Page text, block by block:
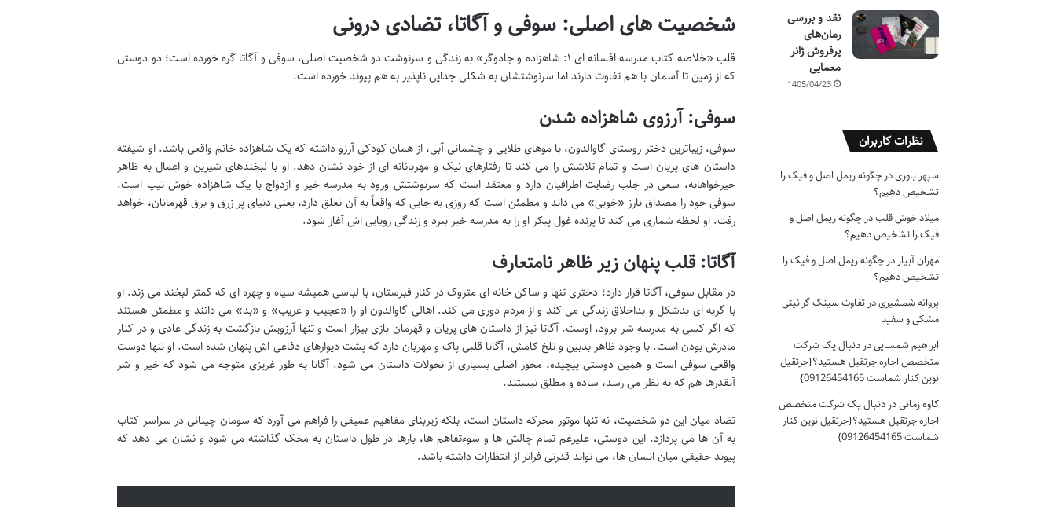
شخصیت های اصلی: سوفی و آگاتا، تضادی درونی
قلب «خلاصه کتاب مدرسه افسانه ای ۱: شاهزاده و جادوگر» به زندگی و سرنوشت دو شخصیت اصلی، سوفی و آگاتا گره خورده است؛ دو دوستی
که از زمین تا آسمان با هم تفاوت دارند اما سرنوشتشان به شکلی جدایی ناپذیر به هم پیوند خورده است.
سوفی: آرزوی شاهزاده شدن
سوفی، زیباترین دختر روستای گاوالدون، با موهای طلایی و چشمانی آبی، از همان کودکی آرزو داشته که یک شاهزاده خانم واقعی باشد. او شیفته
داستان های پریان است و تمام تلاشش را می کند تا رفتارهای نیک و مهربانانه ای از خود نشان دهد. او با لبخندهای شیرین و اعمال به ظاهر
خیرخواهانه، سعی در جلب رضایت اطرافیان دارد و معتقد است که سرنوشتش ورود به مدرسه خیر و ازدواج با یک شاهزاده خوش تیپ است.
سوفی خود را مصداق بارز «خوبی» می داند و مطمئن است که روزی به جایی که واقعاً به آن تعلق دارد، یعنی دنیای پر زرق و برق قهرمانان، خواهد
رفت. او لحظه شماری می کند تا پرنده غول پیکر او را به مدرسه خیر ببرد و زندگی رویایی اش آغاز شود.
آگاتا: قلب پنهان زیر ظاهر نامتعارف
در مقابل سوفی، آگاتا قرار دارد؛ دختری تنها و ساکن خانه ای متروک در کنار قبرستان، با لباسی همیشه سیاه و چهره ای که کمتر لبخند می زند. او
با گربه ای بدشکل و بداخلاق زندگی می کند و از مردم دوری می کند. اهالی گاوالدون او را «عجیب و غریب» و «بد» می دانند و مطمئن هستند
که اگر کسی به مدرسه شر برود، اوست. آگاتا نیز از داستان های پریان و قهرمان بازی بیزار است و تنها آرزویش بازگشت به زندگی عادی و در کنار
مادرش بودن است. با وجود ظاهر بدبین و تلخ کامش، آگاتا قلبی پاک و مهربان دارد که پشت دیوارهای دفاعی اش پنهان شده است. او تنها دوست
واقعی سوفی است و همین دوستی پیچیده، محور اصلی بسیاری از تحولات داستان می شود. آگاتا به طور غریزی متوجه می شود که خیر و شر
آنقدرها هم که به نظر می رسد، ساده و مطلق نیستند.
تضاد میان این دو شخصیت، نه تنها موتور محرکه داستان است، بلکه زیربنای مفاهیم عمیقی را فراهم می آورد که سومان چینانی در سراسر کتاب
به آن ها می پردازد. این دوستی، علیرغم تمام چالش ها و سوءتفاهم ها، بارها در طول داستان به محک گذاشته می شود و نشان می دهد که
پیوند حقیقی میان انسان ها، می تواند قدرتی فراتر از انتظارات داشته باشد.
نقد و بررسی
رمان‌های
پرفروش ژانر
معمایی
1405/04/23
نظرات کاربران
سپهر یاوریدرچگونه ریمل اصل و فیک را
تشخیص دهیم؟
میلاد خوش قلبدرچگونه ریمل اصل و
فیک را تشخیص دهیم؟
مهران آبیار درچگونه ریمل اصل و فیک را
تشخیص دهیم؟
پروانه شمشیریدرتفاوت سینک گرانیتی
مشکی و سفید
ابراهیم شمساییدردنبال یک شرکت
متخصص اجاره جرثقیل هستید؟{جرثقیل
نوین کنار شماست 09126454165}
کاوه زمانیدردنبال یک شرکت متخصص
اجاره جرثقیل هستید؟{جرثقیل نوین کنار
شماست 09126454165}